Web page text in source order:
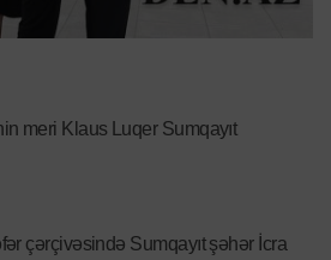
meri Klaus Luqer Sumqayıt
çərçivəsində Sumqayıt şəhər İcra